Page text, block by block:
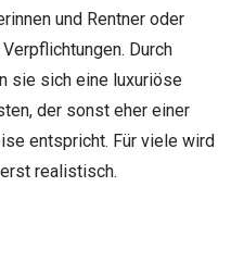
und Rentner oder
Durch
sie sich eine luxuriöse
der sonst eher einer
entspricht. Für viele wird
realistisch.